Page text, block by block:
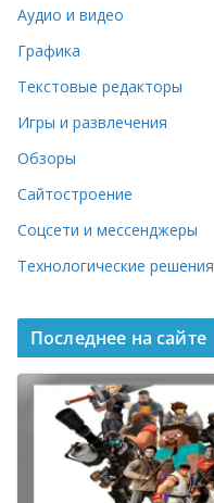
Аудио и видео
Графика
Текстовые редакторы
Игры и развлечения
Обзоры
Сайтостроение
Соцсети и мессенджеры
Технологические решения
Последнее на сайте